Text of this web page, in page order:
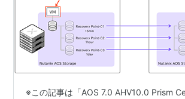
※この記事は「AOS 7.0 AHV10.0 Prism